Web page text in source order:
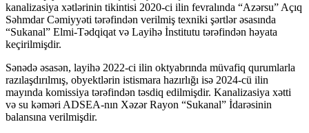
kanalizasiya xətlərinin tikintisi 2020-ci ilin fevralında “Azərsu” Açıq
Səhmdar Cəmiyyəti tərəfindən verilmiş texniki şərtlər əsasında
“Sukanal” Elmi-Tədqiqat və Layihə İnstitutu tərəfindən həyata
keçirilmişdir.
Sənədə əsasən, layihə 2022-ci ilin oktyabrında müvafiq qurumlarla
razılaşdırılmış, obyektlərin istismara hazırlığı isə 2024-cü ilin
mayında komissiya tərəfindən təsdiq edilmişdir. Kanalizasiya xətti
və su kəməri ADSEA-nın Xəzər Rayon “Sukanal” İdarəsinin
balansına verilmişdir.